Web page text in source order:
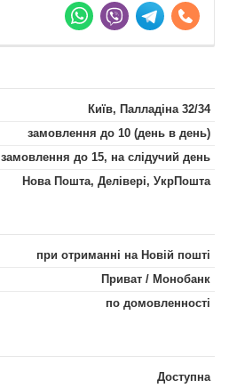
Київ, Палладіна 32/34
замовлення до 10 (день в день)
замовлення до 15, на слідучий день
Нова Пошта, Делівері, УкрПошта
при отриманні на Новій пошті
Приват / Монобанк
по домовленності
Доступна